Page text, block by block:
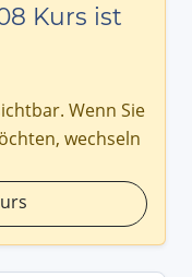
Kurs ist
Wenn Sie
wechseln